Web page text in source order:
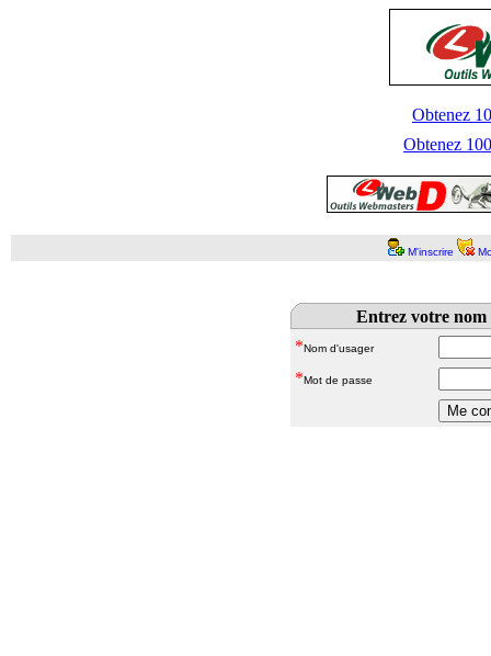
Obtenez
Obtenez
M'inscrire
Entrez votre nom
*Nom d'usager
*Mot de passe